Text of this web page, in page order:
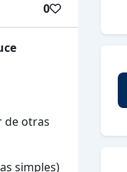
0
de otras
simples)